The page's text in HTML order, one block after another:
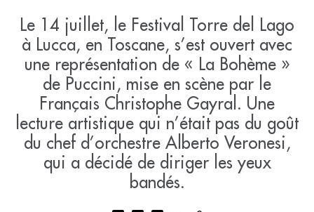
Le 14 juillet, le Festival Torre del Lago
à Lucca, en Toscane, s’est ouvert avec
une représentation de « La Bohème »
de Puccini, mise en scène par le
Français Christophe Gayral. Une
lecture artistique qui n’était pas du goût
du chef d’orchestre Alberto Veronesi,
qui a décidé de diriger les yeux
bandés.